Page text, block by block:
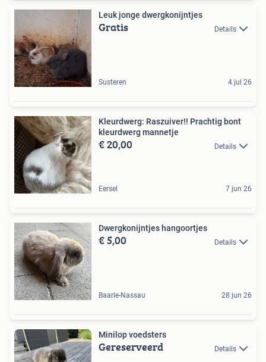
Leuk jonge dwergkonijntjes
Gratis Details
Susteren 4 jul 26
Kleurdwerg: Raszuiver!! Prachtig bont
kleurdwerg mannetje
€ 20,00 Details
Eersel 7 jun 26
Dwergkonijntjes hangoortjes
€ 5,00 Details
Baarle-Nassau 28 jun 26
Minilop voedsters
Gereserveerd Details